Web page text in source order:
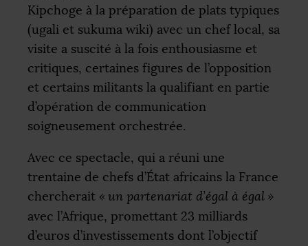
Kipchoge à la préparation de plats typiques
(ugali et sukuma wiki) avec un chef local, sa
visite a suscité à la fois enthousiasme et
critiques, certaines figures de l’opposition
et certains militants la qualifiant en partie
d’opération de communication
soigneusement orchestrée.
Avec ce spectacle, qui a réuni une
trentaine de chefs d’État africains la France
chercherait « un partenariat d’égal à égal »
avec l’Afrique, promettant 23 milliards
d’euros d’investissements dont l’objectif